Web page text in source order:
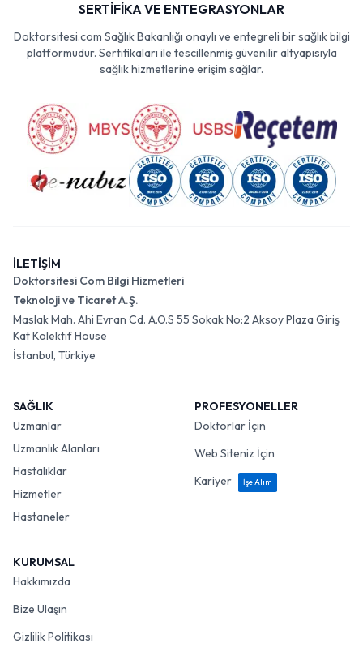
SERTİFİKA VE ENTEGRASYONLAR
Doktorsitesi.com Sağlık Bakanlığı onaylı ve entegreli bir sağlık bilgi
platformudur. Sertifikaları ile tescillenmiş güvenilir altyapısıyla
sağlık hizmetlerine erişim sağlar.
İLETİŞİM
Doktorsitesi Com Bilgi Hizmetleri
Teknoloji ve Ticaret A.Ş.
Maslak Mah. Ahi Evran Cd. A.O.S 55 Sokak No:2 Aksoy Plaza Giriş
Kat Kolektif House
İstanbul, Türkiye
SAĞLIK
Uzmanlar
Uzmanlık Alanları
Hastalıklar
Hizmetler
Hastaneler
PROFESYONELLER
Doktorlar İçin
Web Siteniz İçin
Kariyer
İşe Alım
KURUMSAL
Hakkımızda
Bize Ulaşın
Gizlilik Politikası